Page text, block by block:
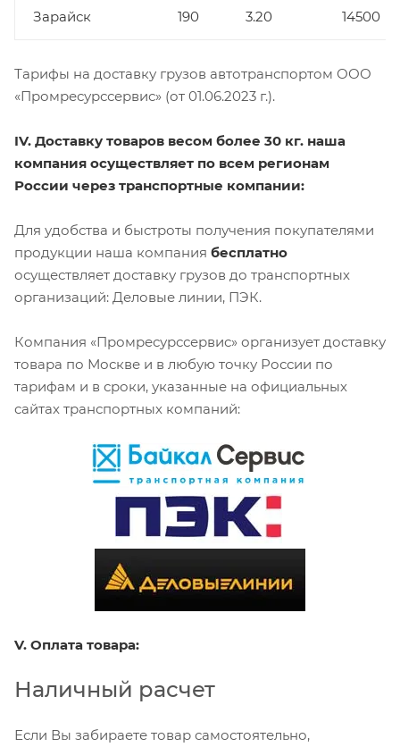
Зарайск 190 3.20 14500
Тарифы на доставку грузов автотранспортом ООО
«Промресурссервис» (от 01.06.2023 г.).
IV. Доставку товаров весом более 30 кг. наша
компания осуществляет по всем регионам
России через транспортные компании:
Для удобства и быстроты получения покупателями
продукции наша компания бесплатно
осуществляет доставку грузов до транспортных
организаций: Деловые линии, ПЭК.
Компания «Промресурссервис» организует доставку
товара по Москве и в любую точку России по
тарифам и в сроки, указанные на официальных
сайтах транспортных компаний:
V. Оплата товара:
Наличный расчет
Если Вы забираете товар самостоятельно,